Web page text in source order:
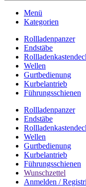
Menü
Kategorien
Rollladenpanzer
Endstäbe
Wellen
Gurtbedienung
Kurbelantrieb
Führungsschienen
Rollladenpanzer
Endstäbe
Wellen
Gurtbedienung
Kurbelantrieb
Führungsschienen
Wunschzettel
Anmelden /